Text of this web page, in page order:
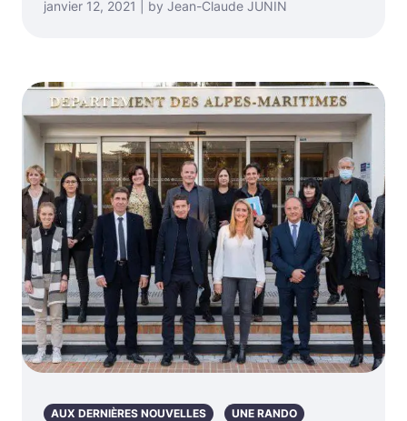
janvier 12, 2021 | by Jean-Claude JUNIN
AUX DERNIÈRES NOUVELLES
UNE RANDO